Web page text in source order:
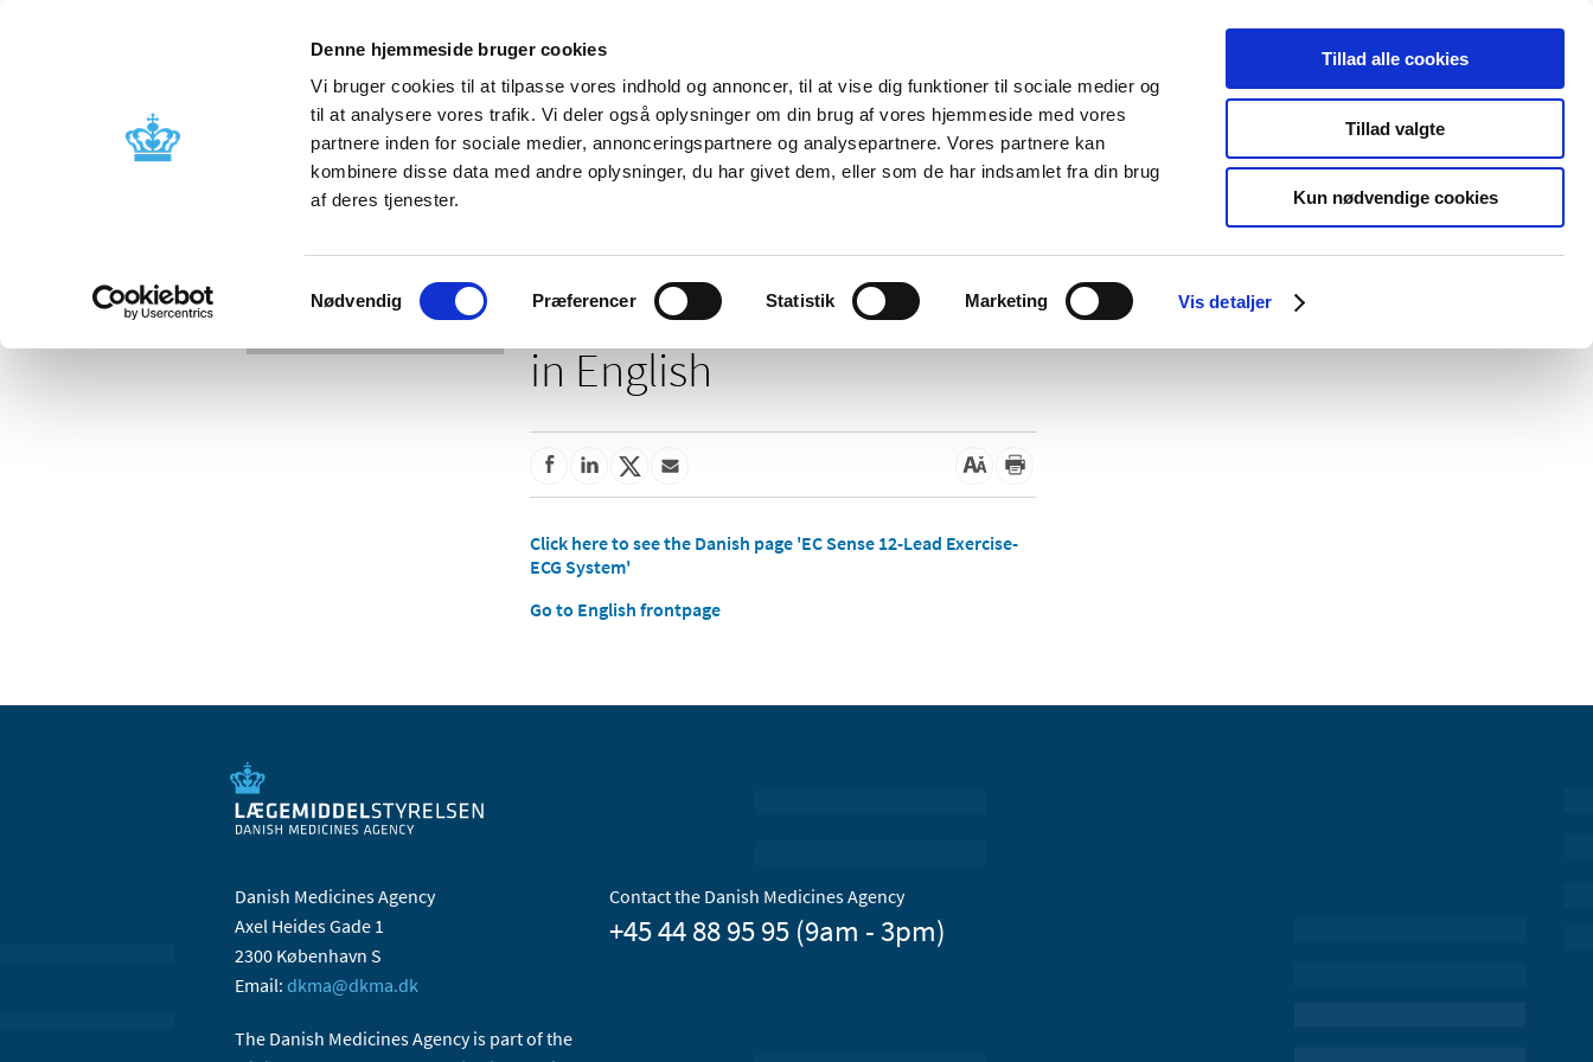
Denne hjemmeside bruger cookies
Vi bruger cookies til at tilpasse vores indhold og annoncer, til at vise dig funktioner til sociale medier og
til at analysere vores trafik. Vi deler også oplysninger om din brug af vores hjemmeside med vores
partnere inden for sociale medier, annonceringspartnere og analysepartnere. Vores partnere kan
kombinere disse data med andre oplysninger, du har givet dem, eller som de har indsamlet fra din brug
af deres tjenester.
Samtykkevalg
Nødvendig Præferencer Statistik Marketing Vis detaljer
Tillad alle cookies
Tillad valgte
Kun nødvendige cookies
News About us Contact us Publications
Licensing and
Side effects and product
information
Reimbursement and
Pharmacies and sale of
Medical
Special product
This page is not available
in English
Click here to see the Danish page 'EC Sense 12-Lead Exercise-
ECG System'
Go to English frontpage
Danish Medicines Agency
Axel Heides Gade 1
2300 København S
Email: dkma@dkma.dk
The Danish Medicines Agency is part of the
Contact the Danish Medicines Agency
+45 44 88 95 95 (9am - 3pm)